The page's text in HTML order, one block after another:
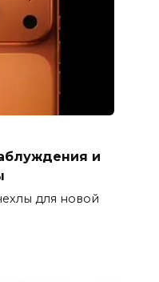
и
для новой